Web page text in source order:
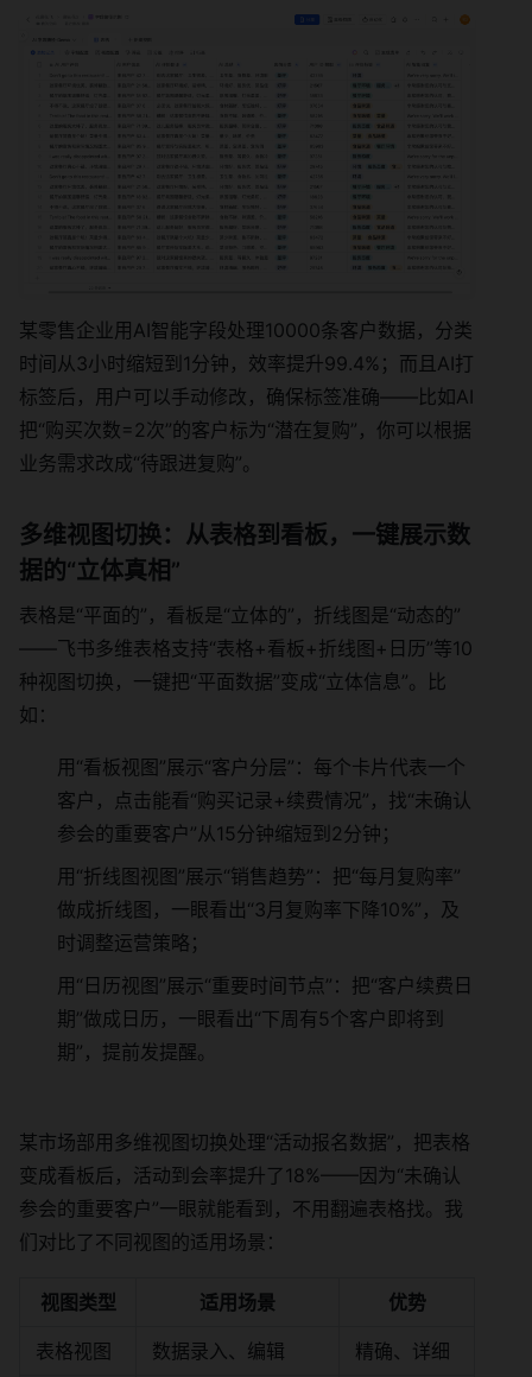
某零售企业用AI智能字段处理10000条客户数据，分类
时间从3小时缩短到1分钟，效率提升99.4%；而且AI打
标签后，用户可以手动修改，确保标签准确——比如AI
把“购买次数=2次”的客户标为“潜在复购”，你可以根据
业务需求改成“待跟进复购”。
多维视图切换：从表格到看板，一键展示数
据的“立体真相”
表格是“平面的”，看板是“立体的”，折线图是“动态的”
——飞书多维表格支持“表格+看板+折线图+日历”等10
种视图切换，一键把“平面数据”变成“立体信息”。比
如：
用“看板视图”展示“客户分层”：每个卡片代表一个
客户，点击能看“购买记录+续费情况”，找“未确认
参会的重要客户”从15分钟缩短到2分钟；
用“折线图视图”展示“销售趋势”：把“每月复购率”
做成折线图，一眼看出“3月复购率下降10%”，及
时调整运营策略；
用“日历视图”展示“重要时间节点”：把“客户续费日
期”做成日历，一眼看出“下周有5个客户即将到
期”，提前发提醒。
某市场部用多维视图切换处理“活动报名数据”，把表格
变成看板后，活动到会率提升了18%——因为“未确认
参会的重要客户”一眼就能看到，不用翻遍表格找。我
们对比了不同视图的适用场景：
视图类型 适用场景 优势
表格视图 数据录入、编辑 精确、详细